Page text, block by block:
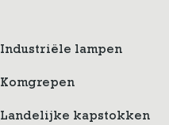
Industriële lampen
Komgrepen
Landelijke kapstokken